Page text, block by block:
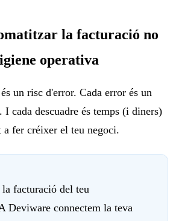
la facturació no
operativa
un risc d'error. Cada error és un
I cada descuadre és temps (i diners)
a fer créixer el teu negoci.
facturació del teu
Deviware connectem la teva